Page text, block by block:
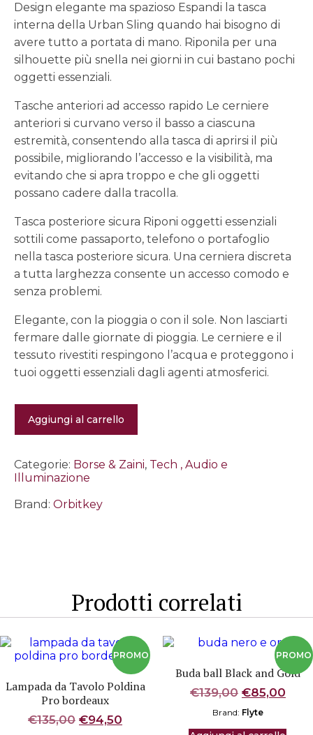
Design elegante ma spazioso Espandi la tasca
interna della Urban Sling quando hai bisogno di
avere tutto a portata di mano. Riponila per una
silhouette più snella nei giorni in cui bastano pochi
oggetti essenziali.
Tasche anteriori ad accesso rapido Le cerniere
anteriori si curvano verso il basso a ciascuna
estremità, consentendo alla tasca di aprirsi il più
possibile, migliorando l’accesso e la visibilità, ma
evitando che si apra troppo e che gli oggetti
possano cadere dalla tracolla.
Tasca posteriore sicura Riponi oggetti essenziali
sottili come passaporto, telefono o portafoglio
nella tasca posteriore sicura. Una cerniera discreta
a tutta larghezza consente un accesso comodo e
senza problemi.
Elegante, con la pioggia o con il sole. Non lasciarti
fermare dalle giornate di pioggia. Le cerniere e il
tessuto rivestiti respingono l’acqua e proteggono i
tuoi oggetti essenziali dagli agenti atmosferici.
Sling
4L
quantità
Aggiungi al carrello
Categorie: Borse & Zaini, Tech , Audio e
Illuminazione
Brand: Orbitkey
Prodotti correlati
Lampada da Tavolo Poldina
Pro bordeaux
€135,00 Il
€94,50
Buda ball Black and Gold
€139,00 Il
prezzo
originale
€85,00Il
Brand: Flyte